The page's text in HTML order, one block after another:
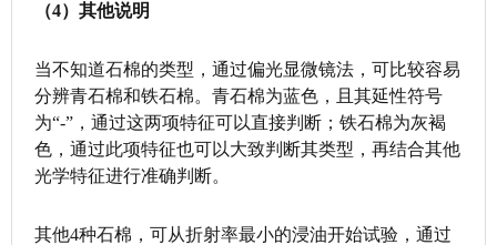
（4）其他说明
当不知道石棉的类型，通过偏光显微镜法，可比较容易
分辨青石棉和铁石棉。青石棉为蓝色，且其延性符号
为“-”，通过这两项特征可以直接判断；铁石棉为灰褐
色，通过此项特征也可以大致判断其类型，再结合其他
光学特征进行准确判断。
其他4种石棉，可从折射率最小的浸油开始试验，通过